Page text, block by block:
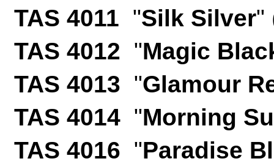
TAS 4011 "Silk Silver"
TAS 4012 "Magic
TAS 4013 "Glamour
TAS 4014 "Morning
TAS 4016 "Paradise